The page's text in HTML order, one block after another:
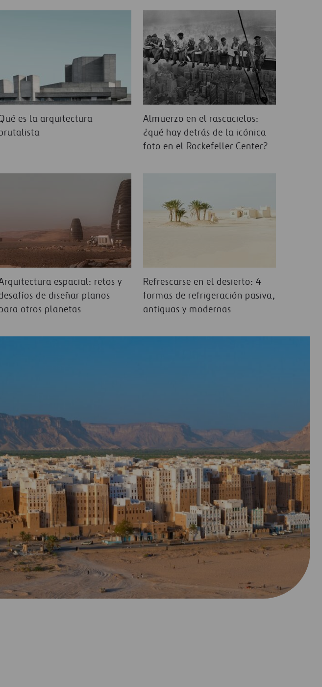
La rehabilitación como motor de crecimiento
es la arquitectura
Almuerzo en el rascacielos:
¿qué hay detrás de la icónica
foto en el Rockefeller Center?
espacial: retos y
de diseñar planos
otros planetas
Refrescarse en el desierto: 4
formas de refrigeración pasiva,
antiguas y modernas